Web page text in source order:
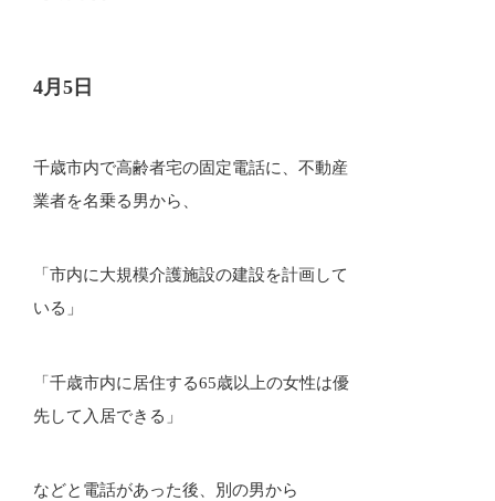
4月5日
千歳市内で高齢者宅の固定電話に、不動産
業者を名乗る男から、
「市内に大規模介護施設の建設を計画して
いる」
「千歳市内に居住する65歳以上の女性は優
先して入居できる」
などと電話があった後、別の男から